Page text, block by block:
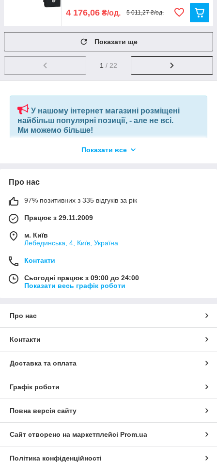
4 176,06 ₴/од. 5 011,27 ₴/од.
Показати ще
1 / 22
У нашому інтернет магазині розміщені
найбільш популярні позиції, - але не всі.
Ми можемо більше!
Якщо ви шукаєте конкретну позицію або заміну товару, який
вашим запитом, або аналоги інших виробників.
+380675038212(VIBER) | pm@elnik.shop
Ми не просто інтернет-магазин, а велика, оптова,
виробничих підприємств.
Показати все
Про нас
97% позитивних з 335 відгуків за рік
Працює з 29.11.2009
м. Київ
Лебединська, 4, Київ, Україна
Контакти
Сьогодні працює з 09:00 до 24:00
Показати весь графік роботи
Про нас
Контакти
Доставка та оплата
Графік роботи
Повна версія сайту
Сайт створено на маркетплейсі Prom.ua
Політика конфіденційності